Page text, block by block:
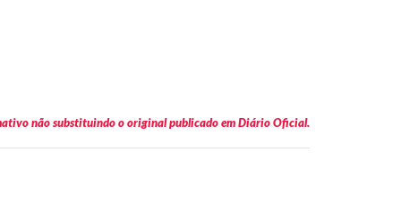
não substituindo o original publicado em Diário Oficial.